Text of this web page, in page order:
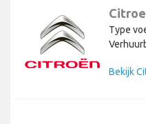
Type
Bekijk